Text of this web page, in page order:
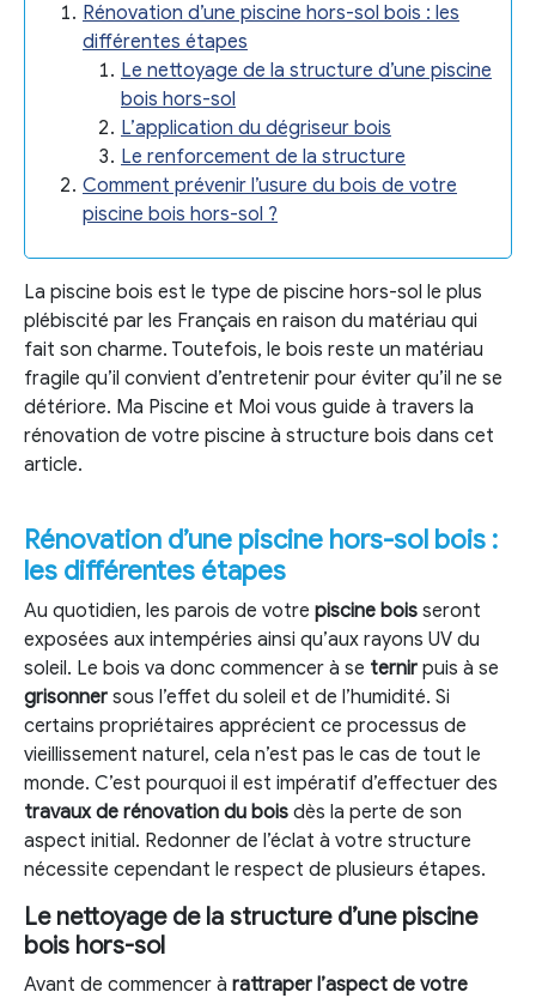
Rénovation d’une piscine hors-sol bois : les
différentes étapes
Le nettoyage de la structure d’une piscine
bois hors-sol
L’application du dégriseur bois
Le renforcement de la structure
Comment prévenir l’usure du bois de votre
piscine bois hors-sol ?
La piscine bois est le type de piscine hors-sol le plus
plébiscité par les Français en raison du matériau qui
fait son charme. Toutefois, le bois reste un matériau
fragile qu’il convient d’entretenir pour éviter qu’il ne se
détériore. Ma Piscine et Moi vous guide à travers la
rénovation de votre piscine à structure bois dans cet
article.
Rénovation d’une piscine hors-sol bois :
les différentes étapes
Au quotidien, les parois de votre piscine bois seront
exposées aux intempéries ainsi qu’aux rayons UV du
soleil. Le bois va donc commencer à se ternir puis à se
grisonner sous l’effet du soleil et de l’humidité. Si
certains propriétaires apprécient ce processus de
vieillissement naturel, cela n’est pas le cas de tout le
monde. C’est pourquoi il est impératif d’effectuer des
travaux de rénovation du bois dès la perte de son
aspect initial. Redonner de l’éclat à votre structure
nécessite cependant le respect de plusieurs étapes.
Le nettoyage de la structure d’une piscine
bois hors-sol
Avant de commencer à rattraper l’aspect de votre